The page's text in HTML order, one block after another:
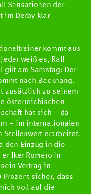
Sensationen der
im Derby klar
kommt aus
weiß es, Ralf
gilt am Samstag: Der
nach Backnang.
zusätzlich zu seinem
österreichischen
hat sich – da
– im internationalen
Stellenwert erarbeitet.
den Einzug in die
Iker Romero in
Vertrag in
sicher, dass
voll auf die